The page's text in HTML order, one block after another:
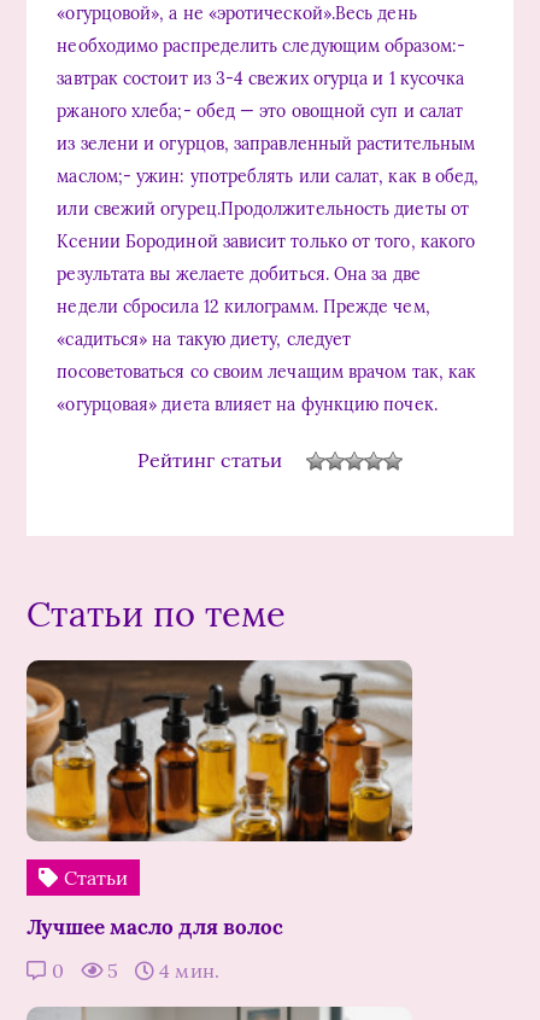
«огурцовой», а не «эротической».Весь день
необходимо распределить следующим образом:-
завтрак состоит из 3-4 свежих огурца и 1 кусочка
ржаного хлеба;- обед — это овощной суп и салат
из зелени и огурцов, заправленный растительным
маслом;- ужин: употреблять или салат, как в обед,
или свежий огурец.Продолжительность диеты от
Ксении Бородиной зависит только от того, какого
результата вы желаете добиться. Она за две
недели сбросила 12 килограмм. Прежде чем,
«садиться» на такую диету, следует
посоветоваться со своим лечащим врачом так, как
«огурцовая» диета влияет на функцию почек.
Рейтинг статьи
Статьи по теме
Статьи
Лучшее масло для волос
0 5 4 мин.